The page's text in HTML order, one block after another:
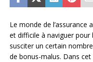
Le monde de
et difficile à naviguer
susciter un certain
de bonus-malus. Dans